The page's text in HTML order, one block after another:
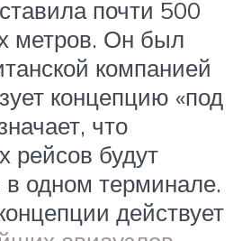
почти 500
метров. Он был
компанией
концепцию «под
что
рейсов будут
в одном терминале.
действует